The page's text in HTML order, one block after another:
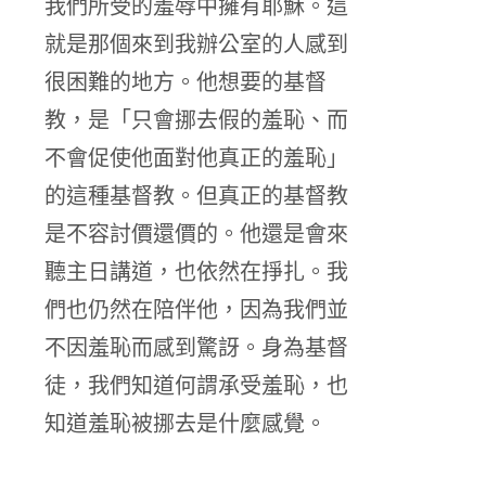
就是那個來到我辦公室的人感到
很困難的地方。他想要的基督
教，是「只會挪去假的羞恥、而
不會促使他面對他真正的羞恥」
的這種基督教。但真正的基督教
是不容討價還價的。他還是會來
聽主日講道，也依然在掙扎。我
們也仍然在陪伴他，因為我們並
不因羞恥而感到驚訝。身為基督
徒，我們知道何謂承受羞恥，也
知道羞恥被挪去是什麼感覺。